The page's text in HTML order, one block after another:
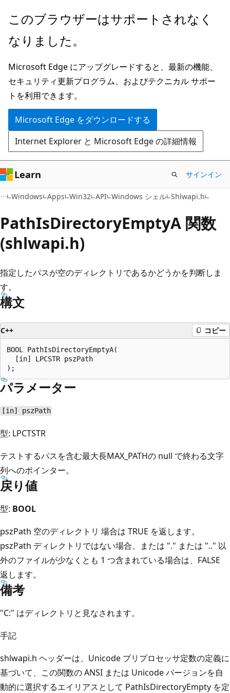
メ
ン
ン
テ
ン
ツ
に
ス
キ
ッ
プ
このブラウザーはサポートされなく
なりました。
Microsoft Edge にアップグレードすると、最新の機能、
セキュリティ更新プログラム、およびテクニカル サポー
トを利用できます。
Microsoft Edge をダウンロードする
Internet Explorer と Microsoft Edge の詳細情報
Learn サインイン
Windows Apps Win32 API Windows シェル Shlwapi.h
PathIsDirectoryEmptyA 関数
(shlwapi.h)
指定したパスが空のディレクトリであるかどうかを判断しま
す。
構文
C++ コピー
BOOL PathIsDirectoryEmptyA(
  [in] LPCSTR pszPath
パラメーター
[in] pszPath
型: LPCTSTR
テストするパスを含む最大長MAX_PATHの null で終わる文字
列へのポインター。
戻り値
型: BOOL
pszPath 空のディレクトリ 場合は TRUE を返します。
pszPath ディレクトリではない場合、または "." または ".." 以
外のファイルが少なくとも 1 つ含まれている場合は、FALSE
返します。
備考
"C:" はディレクトリと見なされます。
手記
shlwapi.h ヘッダーは、Unicode プリプロセッサ定数の定義に
基づいて、この関数の ANSI または Unicode バージョンを自
動的に選択するエイリアスとして PathIsDirectoryEmpty を定